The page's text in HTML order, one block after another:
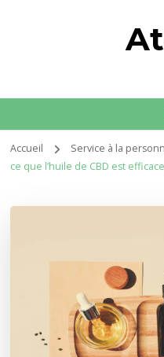
Accueil Service à la
ce que l’huile de CBD est